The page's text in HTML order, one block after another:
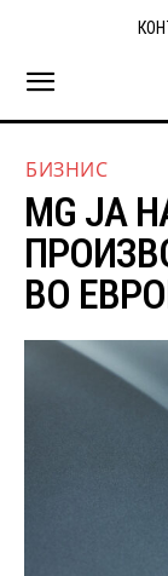
БИЗНИС
MG ЈА
ВО